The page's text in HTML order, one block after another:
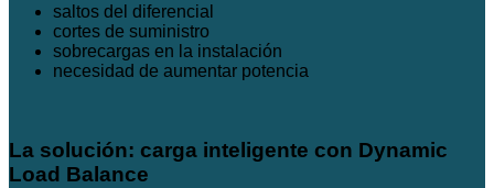
saltos del diferencial
cortes de suministro
sobrecargas en la instalación
necesidad de aumentar potencia
La solución: carga inteligente con Dynamic
Load Balance